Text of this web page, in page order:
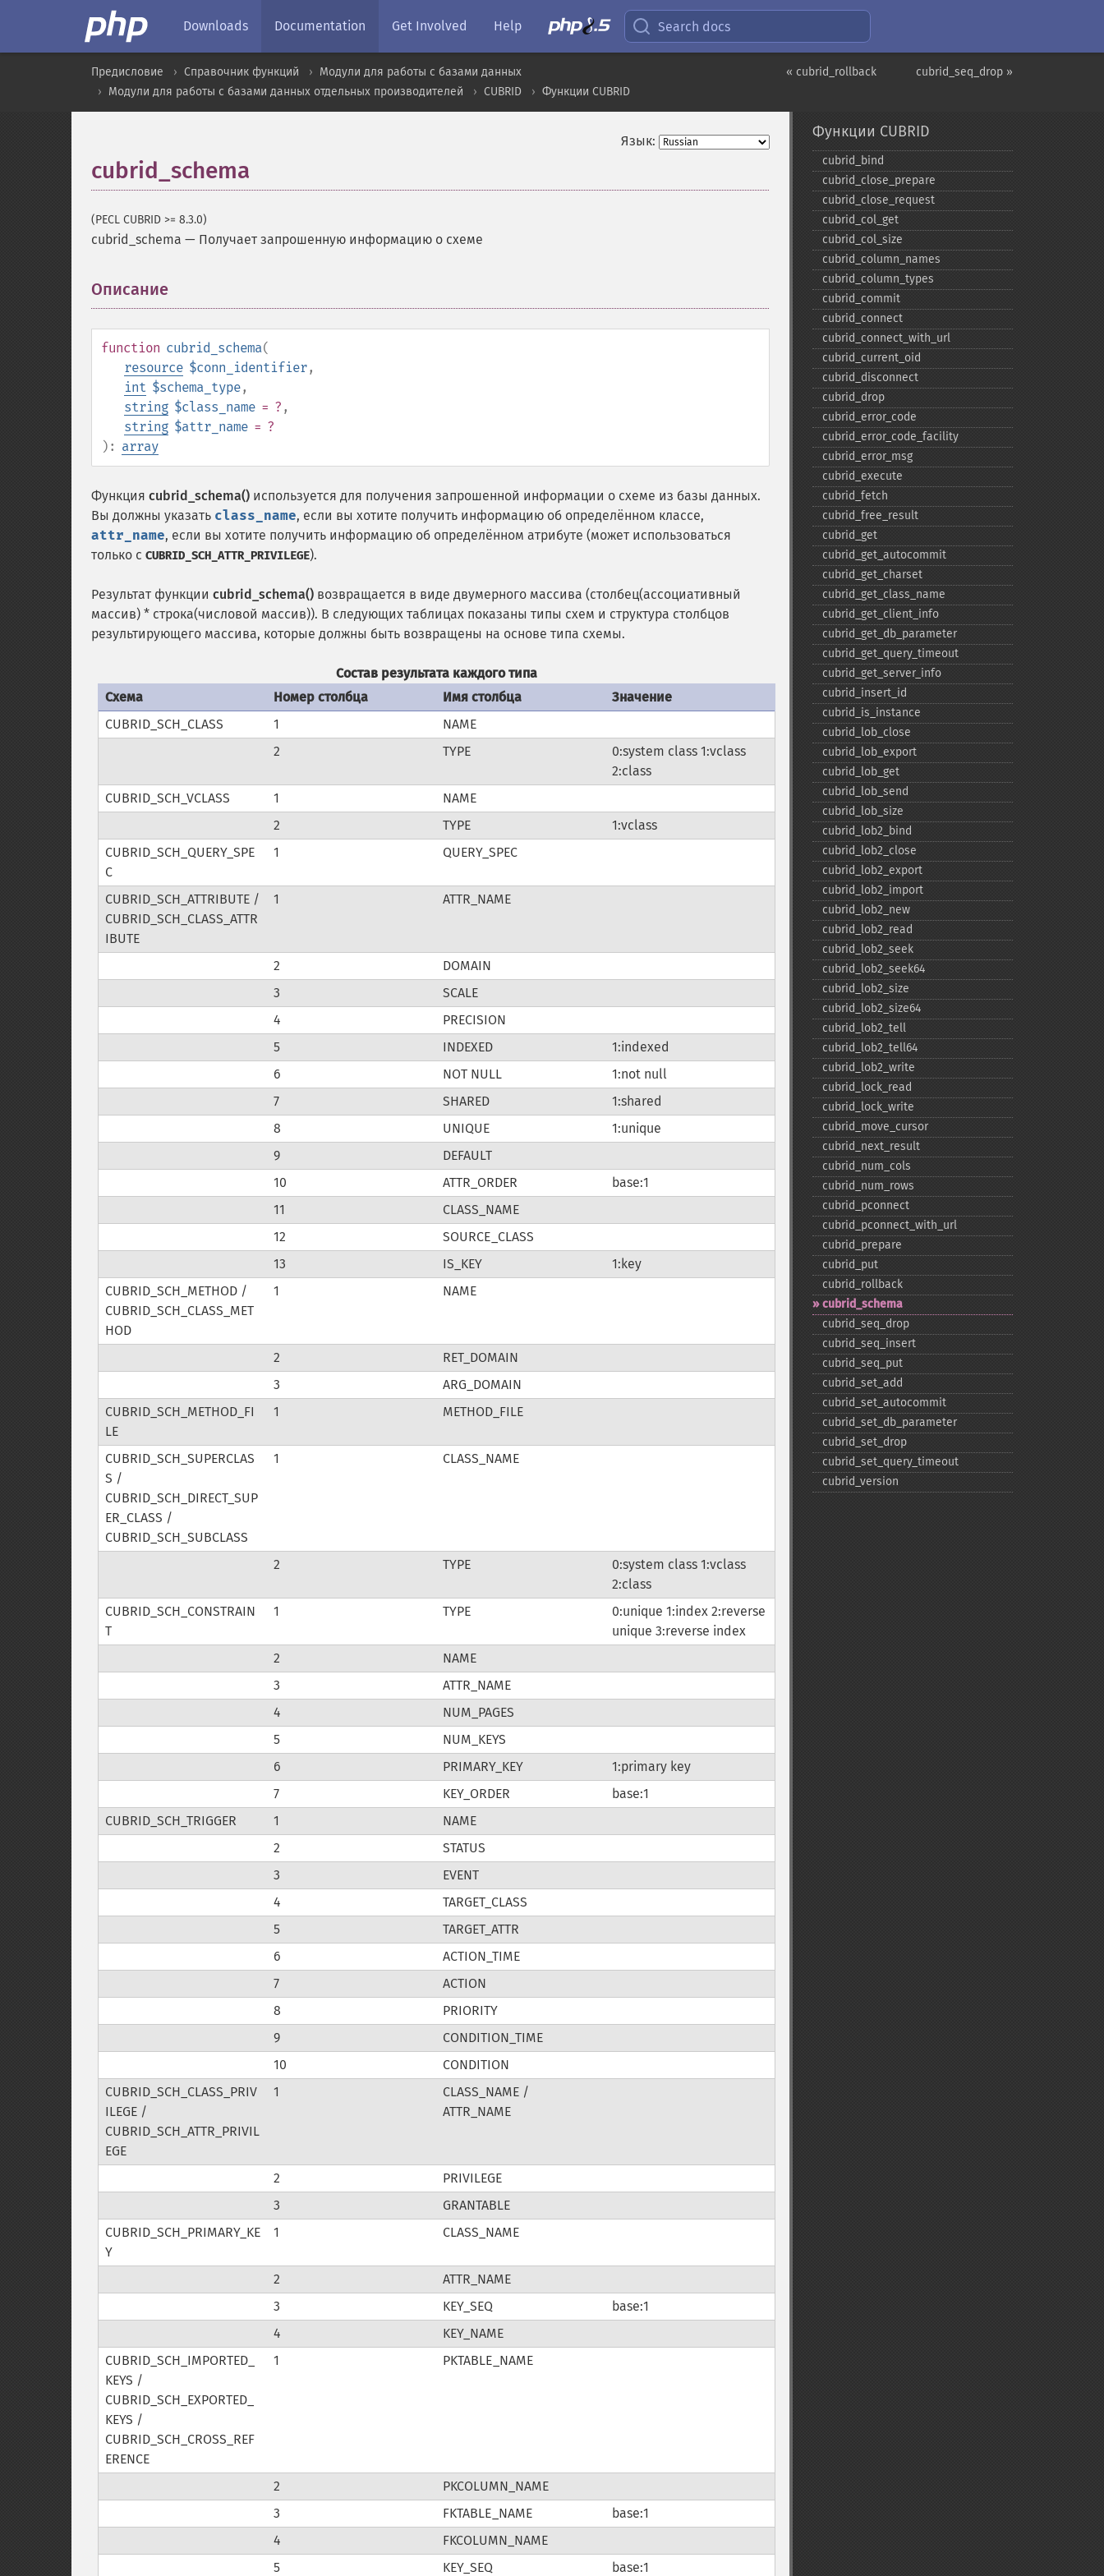
Downloads Documentation Get Involved Help Search docs
cubrid_seq_drop »
« cubrid_rollback
Предисловие Справочник функций
Модули для работы с базами данных
Модули для работы с базами данных отдельных производителей
CUBRID Функции CUBRID
Язык:
cubrid_schema
(PECL CUBRID >= 8.3.0)
cubrid_schema — Получает запрошенную информацию о схеме
Описание
function cubrid_schema(
resource $conn_identifier,
int $schema_type,
string $class_name = ? ,
string $attr_name = ?
): array
Функция cubrid_schema() используется для получения запрошенной информации о схеме из базы данных.
Вы должны указать class_name, если вы хотите получить информацию об определённом классе,
attr_name, если вы хотите получить информацию об определённом атрибуте (может использоваться
только с CUBRID_SCH_ATTR_PRIVILEGE).
Результат функции cubrid_schema() возвращается в виде двумерного массива (столбец(ассоциативный
массив) * строка(числовой массив)). В следующих таблицах показаны типы схем и структура столбцов
результирующего массива, которые должны быть возвращены на основе типа схемы.
Состав результата каждого типа
Схема
Номер столбца Имя столбца
Значение
CUBRID_SCH_CLASS
1
NAME
2
TYPE
0:system class 1:vclass
2:class
CUBRID_SCH_VCLASS
1
NAME
2
TYPE
1:vclass
CUBRID_SCH_QUERY_SPE
C
1 QUERY_SPEC
CUBRID_SCH_ATTRIBUTE /
CUBRID_SCH_CLASS_ATTR
IBUTE
1 ATTR_NAME
2
DOMAIN
3
SCALE
4
PRECISION
5
INDEXED
1:indexed
6
NOT NULL
1:not null
7
SHARED
1:shared
8
UNIQUE
1:unique
9
DEFAULT
10
ATTR_ORDER
base:1
11
CLASS_NAME
12
SOURCE_CLASS
13
IS_KEY
1:key
CUBRID_SCH_METHOD /
CUBRID_SCH_CLASS_MET
HOD
1 NAME
2
RET_DOMAIN
3
ARG_DOMAIN
CUBRID_SCH_METHOD_FI
LE
1 METHOD_FILE
CUBRID_SCH_SUPERCLAS
S /
CUBRID_SCH_DIRECT_SUP
ER_CLASS /
CUBRID_SCH_SUBCLASS
1 CLASS_NAME
2 TYPE
0:system class 1:vclass
2:class
CUBRID_SCH_CONSTRAIN
T
1 TYPE
0:unique 1:index 2:reverse
unique 3:reverse index
2
NAME
3
ATTR_NAME
4
NUM_PAGES
5
NUM_KEYS
6
PRIMARY_KEY
1:primary key
7
KEY_ORDER
base:1
CUBRID_SCH_TRIGGER
1
NAME
2
STATUS
3
EVENT
4
TARGET_CLASS
5
TARGET_ATTR
6
ACTION_TIME
7
ACTION
8
PRIORITY
9
CONDITION_TIME
10
CONDITION
CUBRID_SCH_CLASS_PRIV
ILEGE /
CUBRID_SCH_ATTR_PRIVIL
EGE
1
CLASS_NAME /
ATTR_NAME
2
PRIVILEGE
3
GRANTABLE
CUBRID_SCH_PRIMARY_KE
Y
1 CLASS_NAME
2
ATTR_NAME
3
KEY_SEQ
base:1
4
KEY_NAME
CUBRID_SCH_IMPORTED_
KEYS /
CUBRID_SCH_EXPORTED_
KEYS /
CUBRID_SCH_CROSS_REF
ERENCE
1 PKTABLE_NAME
2
PKCOLUMN_NAME
3
FKTABLE_NAME
base:1
4
FKCOLUMN_NAME
5
KEY_SEQ
base:1
Функции CUBRID
cubrid_​bind
cubrid_​close_​prepare
cubrid_​close_​request
cubrid_​col_​get
cubrid_​col_​size
cubrid_​column_​names
cubrid_​column_​types
cubrid_​commit
cubrid_​connect
cubrid_​connect_​with_​url
cubrid_​current_​oid
cubrid_​disconnect
cubrid_​drop
cubrid_​error_​code
cubrid_​error_​code_​facility
cubrid_​error_​msg
cubrid_​execute
cubrid_​fetch
cubrid_​free_​result
cubrid_​get
cubrid_​get_​autocommit
cubrid_​get_​charset
cubrid_​get_​class_​name
cubrid_​get_​client_​info
cubrid_​get_​db_​parameter
cubrid_​get_​query_​timeout
cubrid_​get_​server_​info
cubrid_​insert_​id
cubrid_​is_​instance
cubrid_​lob_​close
cubrid_​lob_​export
cubrid_​lob_​get
cubrid_​lob_​send
cubrid_​lob_​size
cubrid_​lob2_​bind
cubrid_​lob2_​close
cubrid_​lob2_​export
cubrid_​lob2_​import
cubrid_​lob2_​new
cubrid_​lob2_​read
cubrid_​lob2_​seek
cubrid_​lob2_​seek64
cubrid_​lob2_​size
cubrid_​lob2_​size64
cubrid_​lob2_​tell
cubrid_​lob2_​tell64
cubrid_​lob2_​write
cubrid_​lock_​read
cubrid_​lock_​write
cubrid_​move_​cursor
cubrid_​next_​result
cubrid_​num_​cols
cubrid_​num_​rows
cubrid_​pconnect
cubrid_​pconnect_​with_​url
cubrid_​prepare
cubrid_​put
cubrid_​rollback
cubrid_​schema
cubrid_​seq_​drop
cubrid_​seq_​insert
cubrid_​seq_​put
cubrid_​set_​add
cubrid_​set_​autocommit
cubrid_​set_​db_​parameter
cubrid_​set_​drop
cubrid_​set_​query_​timeout
cubrid_​version